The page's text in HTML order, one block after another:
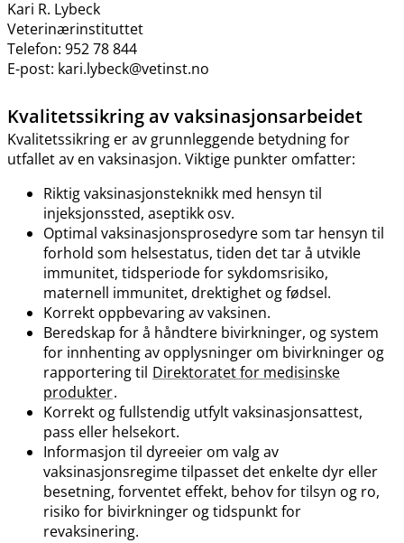
Kari R. Lybeck
Veterinærinstituttet
Telefon: 952 78 844
E-post: kari.lybeck@vetinst.no
Kvalitetssikring av vaksinasjonsarbeidet
Kvalitetssikring er av grunnleggende betydning for
utfallet av en vaksinasjon. Viktige punkter omfatter:
Riktig vaksinasjonsteknikk med hensyn til
injeksjonssted, aseptikk osv.
Optimal vaksinasjonsprosedyre som tar hensyn til
forhold som helsestatus, tiden det tar å utvikle
immunitet, tidsperiode for sykdomsrisiko,
maternell immunitet, drektighet og fødsel.
Korrekt oppbevaring av vaksinen.
Beredskap for å håndtere bivirkninger, og system
for innhenting av opplysninger om bivirkninger og
rapportering til Direktoratet for medisinske
produkter.
Korrekt og fullstendig utfylt vaksinasjonsattest,
pass eller helsekort.
Informasjon til dyreeier om valg av
vaksinasjonsregime tilpasset det enkelte dyr eller
besetning, forventet effekt, behov for tilsyn og ro,
risiko for bivirkninger og tidspunkt for
revaksinering.